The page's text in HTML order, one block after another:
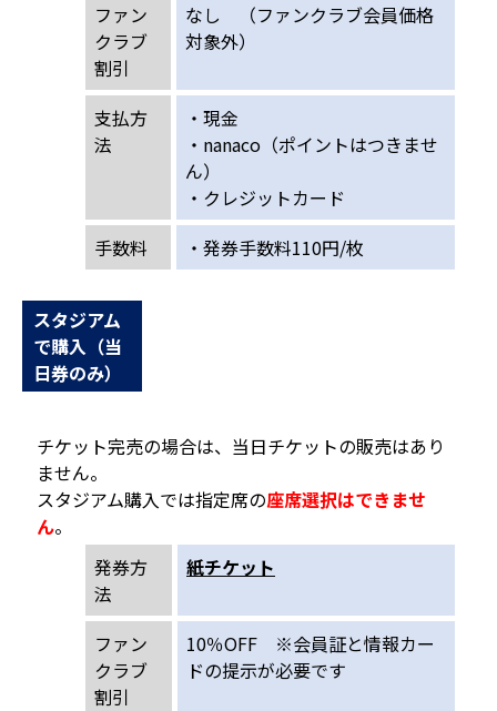
ファン
クラブ
割引
なし （ファンクラブ会員価格
対象外）
支払方
法
・現金
・nanaco（ポイントはつきませ
ん）
・クレジットカード
手数料
・発券手数料110円/枚
スタジアム
で購入（当
日券のみ）
チケット完売の場合は、当日チケットの販売はあり
ません。
スタジアム購入では指定席の座席選択はできませ
ん。
発券方
法
紙チケット
ファン
クラブ
割引
10％OFF ※会員証と情報カー
ドの提示が必要です